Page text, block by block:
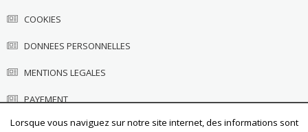
COOKIES
DONNEES PERSONNELLES
MENTIONS LEGALES
PAYEMENT
Lorsque vous naviguez sur notre site internet, des informations sont